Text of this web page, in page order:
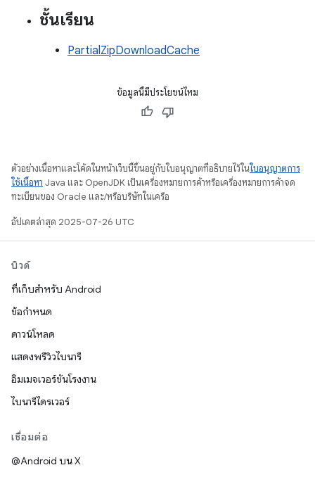
ชั้นเรียน
PartialZipDownloadCache
ข้อมูลนี้มีประโยชน์ไหม
ตัวอย่างเนื้อหาและโค้ดในหน้าเว็บนี้ขึ้นอยู่กับใบอนุญาตที่อธิบายไว้ในใบอนุญาตการ
ใช้เนื้อหา Java และ OpenJDK เป็นเครื่องหมายการค้าหรือเครื่องหมายการค้าจด
ทะเบียนของ Oracle และ/หรือบริษัทในเครือ
อัปเดตล่าสุด 2025-07-26 UTC
บิวด์
ที่เก็บสำหรับ Android
ข้อกำหนด
ดาวน์โหลด
แสดงพรีวิวไบนารี
อิมเมจเวอร์ชันโรงงาน
ไบนารีไดรเวอร์
เชื่อมต่อ
@Android บน X